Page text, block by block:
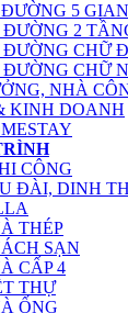
5 GIAN
2
CHỮ
CHỮ
NHÀ
KINH DOANH
CÔNG
ĐÀI, DINH
THÉP
SẠN
CẤP 4
THỰ
ỐNG